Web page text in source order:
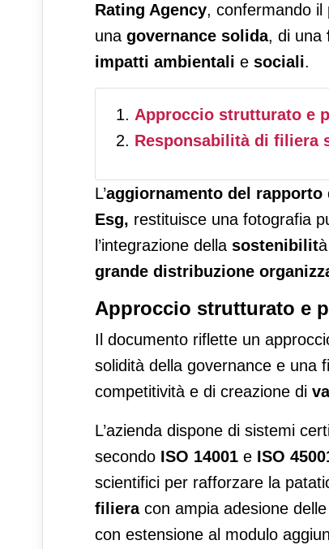
Rating Agency, confermando il
una governance solida, di una
impatti ambientali e sociali.
Approccio strutturato e
Responsabilità di filiera
L’aggiornamento del
Esg, restituisce una fotografia
l’integrazione della sostenibilit
grande distribuzione
Approccio strutturato e
Il documento riflette un
solidità della governance e una
competitività e di creazione di
L’azienda dispone di sistemi
secondo ISO 14001 e ISO
scientifici per rafforzare la
filieracon ampia adesione
con estensione al modulo